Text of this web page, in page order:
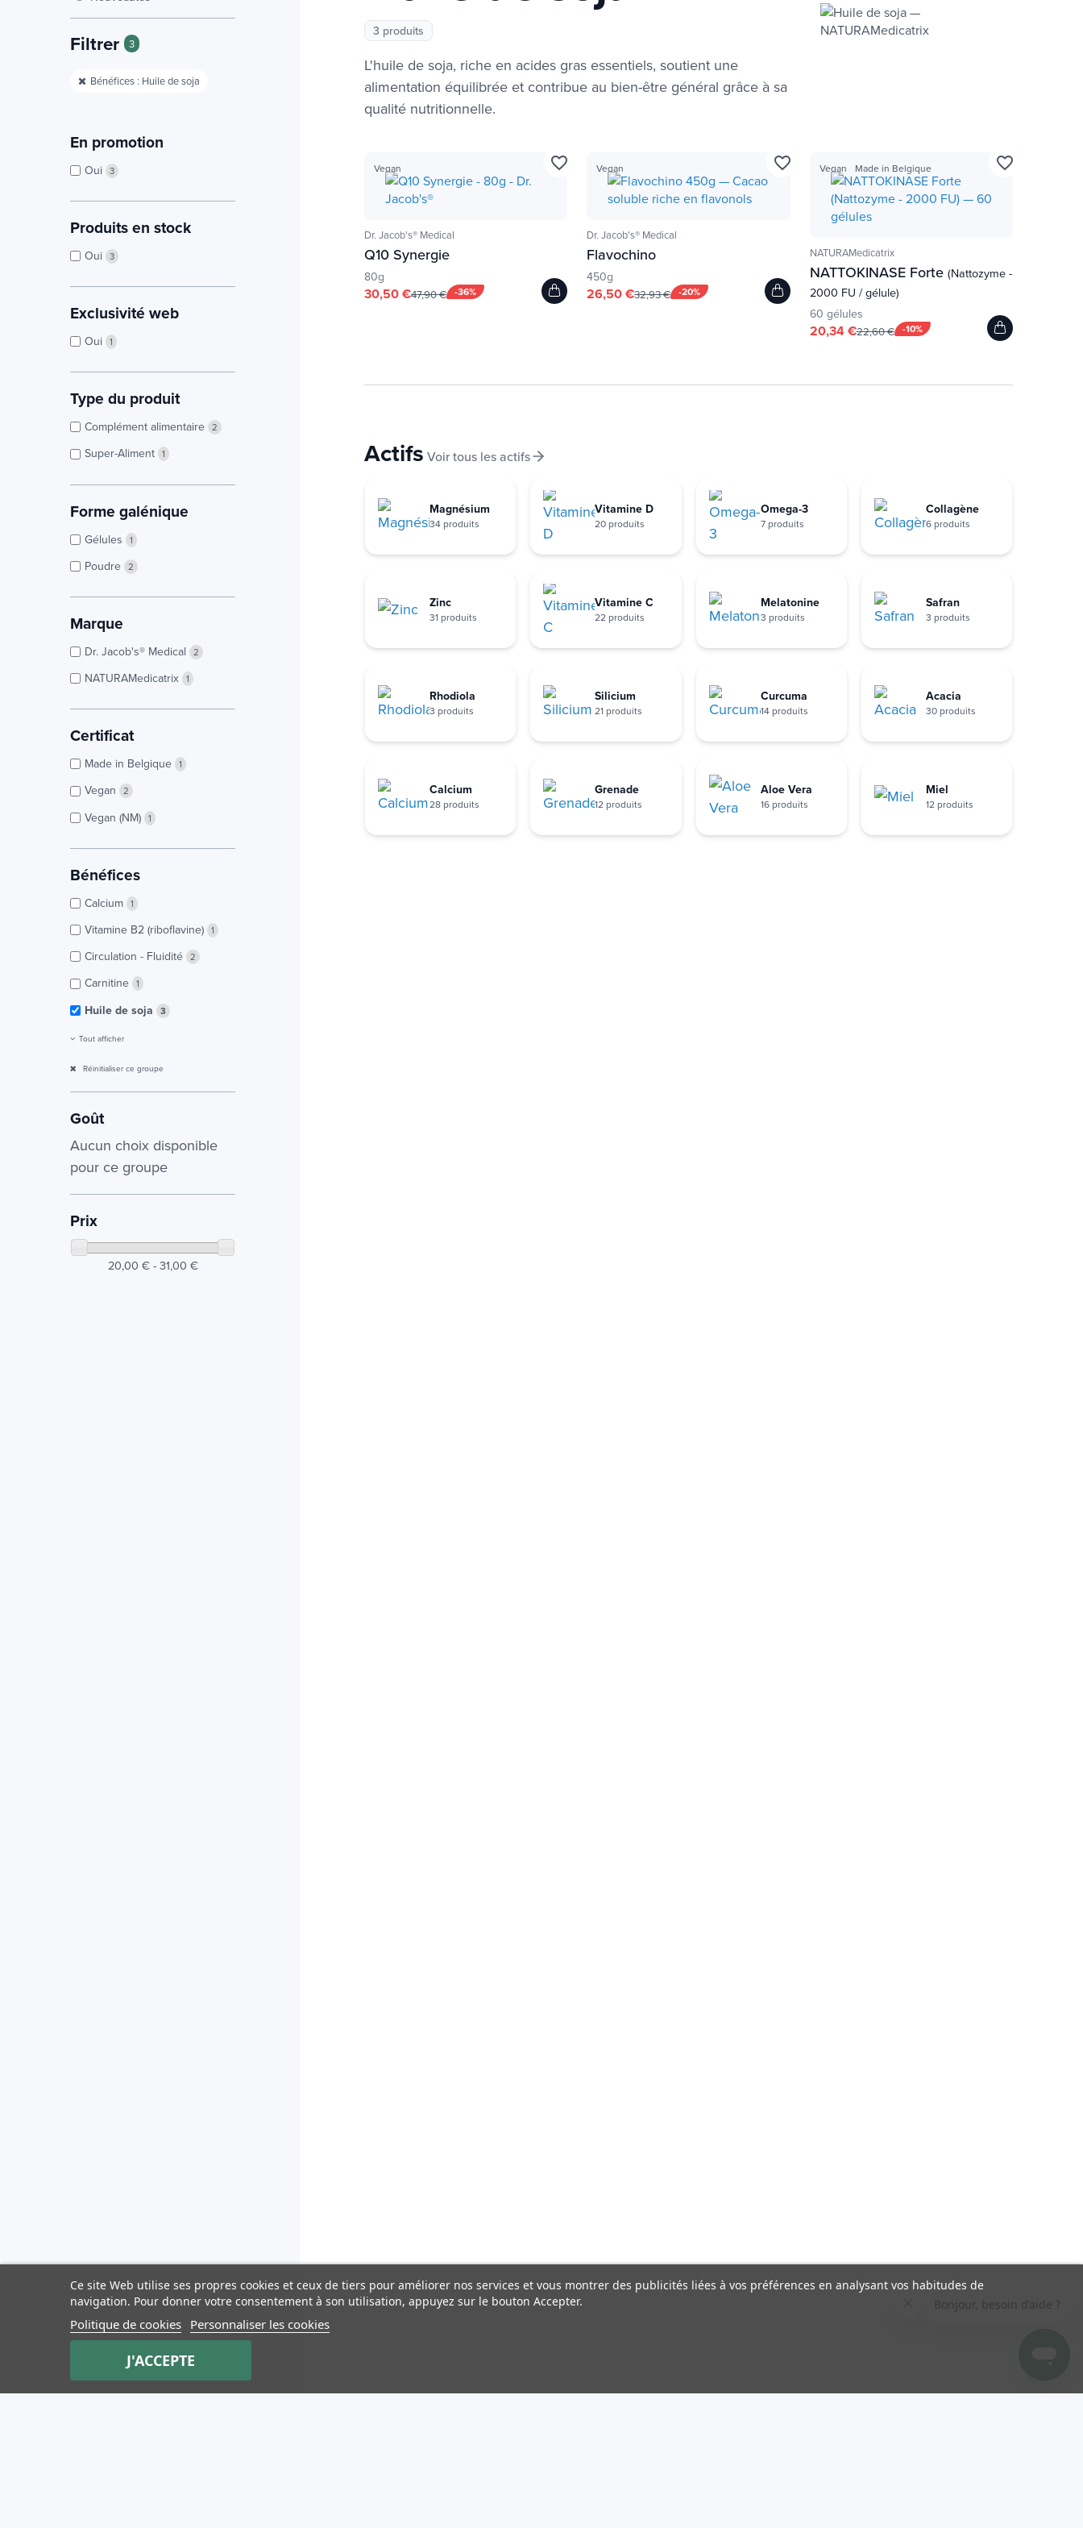
Filtrer 3
Bénéfices : Huile de soja
En promotion
Oui 3
Produits en stock
Oui 3
Exclusivité web
Oui 1
Type du produit
Complément alimentaire 2
Super-Aliment 1
Forme galénique
Gélules 1
Poudre 2
Marque
Dr. Jacob's® Medical 2
NATURAMedicatrix 1
Certificat
Made in Belgique 1
Vegan 2
Vegan (NM) 1
Bénéfices
Calcium 1
Vitamine B2 (riboflavine) 1
Circulation - Fluidité 2
Carnitine 1
Huile de soja 3
Tout afficher
Réinitialiser ce groupe
Goût
Aucun choix disponible
pour ce groupe
Prix
20,00 € - 31,00 €
3 produits
L'huile de soja, riche en acides gras essentiels, soutient une
alimentation équilibrée et contribue au bien-être général grâce à sa
qualité nutritionnelle.
Vegan
Dr. Jacob's® Medical
Q10 Synergie
80g
-36%
30,50 €47,90 €
favorite_border Vegan
Dr. Jacob's® Medical
Flavochino
450g
-20%
26,50 €32,93 €
favorite_border Vegan Made in Belgique
NATURAMedicatrix
NATTOKINASE Forte (Nattozyme -
2000 FU / gélule)
60 gélules
-10%
20,34 €22,60 €
favorite_border
Actifs Voir tous les actifs
Magnésium
34 produits
Vitamine D
20 produits
Omega-3
7 produits
Collagène
6 produits
Zinc
31 produits
Vitamine C
22 produits
Melatonine
3 produits
Safran
3 produits
Rhodiola
3 produits
Silicium
21 produits
Curcuma
14 produits
Acacia
30 produits
Calcium
28 produits
Grenade
12 produits
Aloe Vera
16 produits
Miel
12 produits
Ce site Web utilise ses propres cookies et ceux de tiers pour améliorer nos services et vous montrer des publicités liées à vos préférences en analysant vos habitudes de
navigation. Pour donner votre consentement à son utilisation, appuyez sur le bouton Accepter.
Politique de cookies Personnaliser les cookies
J'ACCEPTE